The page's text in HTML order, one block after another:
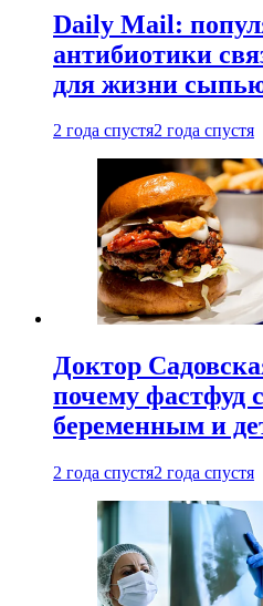
Daily Mail:
антибиотики
для жизни
2 года спустя2 года спустя
Доктор
почему фастфуд
беременным и
2 года спустя2 года спустя